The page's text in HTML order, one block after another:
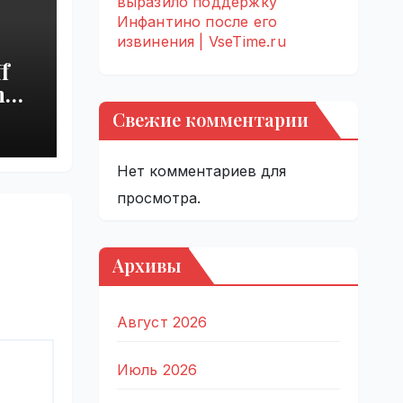
Инфантино после его
извинения | VseTime.ru
Свежие комментарии
Нет комментариев для
просмотра.
Архивы
Август 2026
Июль 2026